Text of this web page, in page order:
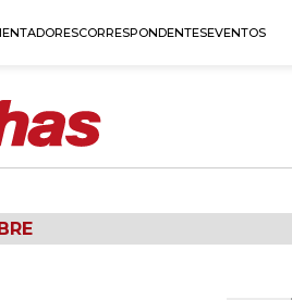
CORRESPONDENTESEVENTOS